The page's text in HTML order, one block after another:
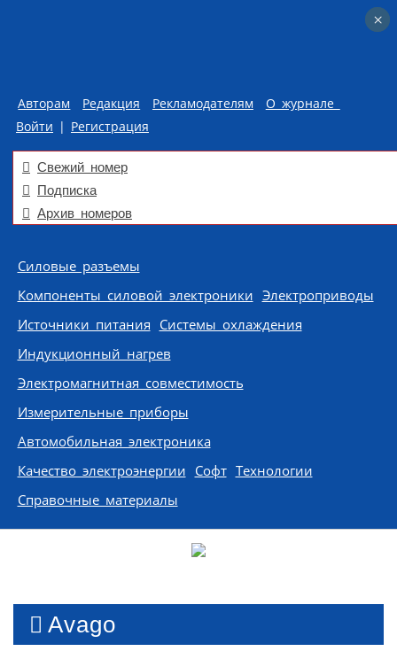
Авторам Редакция Рекламодателям
О журнале
Войти | Регистрация
Свежий номер
Подписка
Архив номеров
Skip to content
Силовые разъемы
Компоненты силовой электроники Электроприводы
Источники питания Системы охлаждения
Индукционный нагрев
Электромагнитная совместимость
Измерительные приборы
Автомобильная электроника
Качество электроэнергии Софт Технологии
Справочные материалы
Avago
×
×